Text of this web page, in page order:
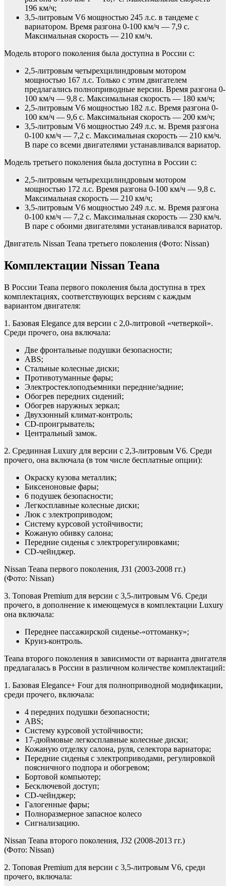
196 км/ч;
3,5-литровым V6 мощностью 245 л.с. в тандеме с
вариатором. Время разгона 0-100 км/ч — 7,9 с.
Максимальная скорость — 210 км/ч.
Модель второго поколения была доступна в России с:
2,5-литровым четырехцилиндровым мотором
мощностью 167 л.с. Только с этим двигателем
предлагались полноприводные версии. Время разгона 0-
100 км/ч — 9,8 с. Максимальная скорость — 180 км/ч;
2,5-литровым V6 мощностью 182 л.с. Время разгона 0-
100 км/ч — 9,6 с. Максимальная скорость — 200 км/ч;
3,5-литровым V6 мощностью 249 л.с. м. Время разгона
0-100 км/ч — 7,2 с. Максимальная скорость — 210 км/ч.
В паре со всеми двигателями устанавливался вариатор.
Модель третьего поколения была доступна в России с:
2,5-литровым четырехцилиндровым мотором
мощностью 172 л.с. Время разгона 0-100 км/ч — 9,8 с.
Максимальная скорость — 210 км/ч;
3,5-литровым V6 мощностью 249 л.с. м. Время разгона
0-100 км/ч — 7,2 с. Максимальная скорость — 230 км/ч.
В паре с обоими двигателями устанавливался вариатор.
Двигатель Nissan Teana третьего поколения (Фото: Nissan)
Комплектации Nissan Teana
В России Teana первого поколения была доступна в трех
комплектациях, соответствующих версиям с каждым
вариантом двигателя:
1. Базовая Elegance для версии с 2,0-литровой «четверкой».
Среди прочего, она включала:
Две фронтальные подушки безопасности;
ABS;
Стальные колесные диски;
Противотуманные фары;
Электростеклоподъемники передние/задние;
Обогрев передних сидений;
Обогрев наружных зеркал;
Двухзонный климат-контроль;
CD-проигрыватель;
Центральный замок.
2. Срединная Luxury для версии с 2,3-литровым V6. Среди
прочего, она включала (в том числе бесплатные опции):
Окраску кузова металлик;
Биксеноновые фары;
6 подушек безопасности;
Легкосплавные колесные диски;
Люк с электроприводом;
Систему курсовой устойчивости;
Кожаную обивку салона;
Передние сиденья с электрорегулировками;
CD-чейнджер.
Nissan Teana первого поколения, J31 (2003-2008 гг.)
(Фото: Nissan)
3. Топовая Premium для версии с 3,5-литровым V6. Среди
прочего, в дополнение к имеющемуся в комплектации Luxury
она включала:
Переднее пассажирской сиденье-«оттоманку»;
Круиз-контроль.
Teana второго поколения в зависимости от варианта двигателя
предлагалась в России в различном количестве комплектаций:
1. Базовая Elegance+ Four для полноприводной модификации,
среди прочего, включала:
4 передних подушки безопасности;
ABS;
Систему курсовой устойчивости;
17-дюймовые легкосплавные колесные диски;
Кожаную отделку салона, руля, селектора вариатора;
Передние сиденья с электроприводами, регулировкой
поясничного подпора и обогревом;
Бортовой компьютер;
Бесключевой доступ;
CD-чейнджер;
Галогенные фары;
Полноразмерное запасное колесо
Сигнализацию.
Nissan Teana второго поколения, J32 (2008-2013 гг.)
(Фото: Nissan)
2. Топовая Premium для версии с 3,5-литровым V6, среди
прочего, включала: